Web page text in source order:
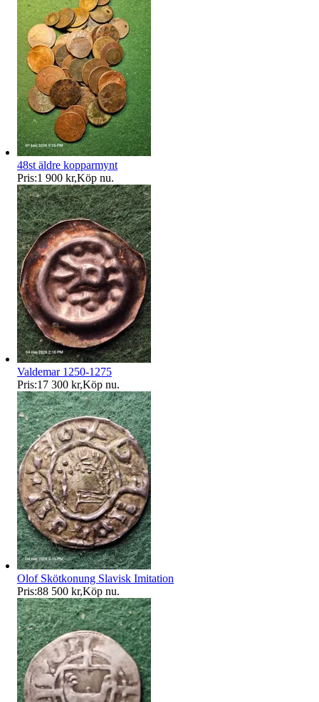
48st äldre kopparmynt
Pris:1 900 kr,Köp nu.
Valdemar 1250-1275
Pris:17 300 kr,Köp nu.
Olof Skötkonung Slavisk Imitation
Pris:88 500 kr,Köp nu.